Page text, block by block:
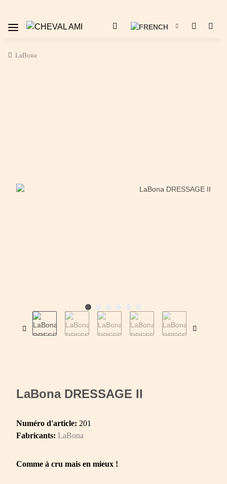
LaBona
LaBona DRESSAGE II
Numéro d'article: 201
Fabricants: LaBona
Comme à cru mais en mieux !